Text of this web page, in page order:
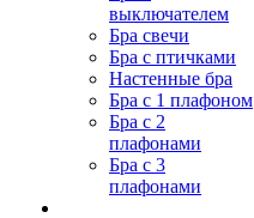
выключателем
Бра свечи
Бра с птичками
Настенные бра
Бра с 1 плафоном
Бра с 2
плафонами
Бра с 3
плафонами